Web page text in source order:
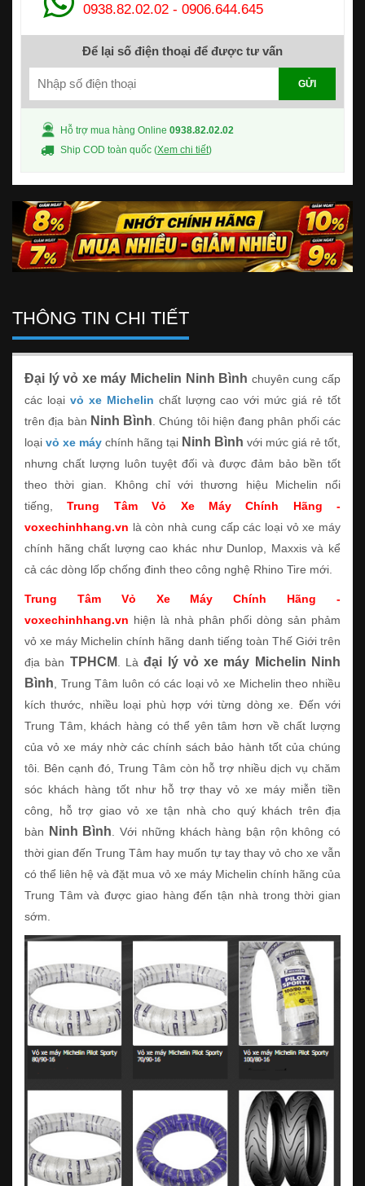
0938.82.02.02 - 0906.644.645
Để lại số điện thoại để được tư vấn
GỬI
Hỗ trợ mua hàng Online 0938.82.02.02
Ship COD toàn quốc (Xem chi tiết)
THÔNG TIN CHI TIẾT
Đại lý vỏ xe máy Michelin Ninh Bình chuyên cung cấp
các loại vỏ xe Michelin chất lượng cao với mức giá rẻ tốt
trên địa bàn Ninh Bình . Chúng tôi hiện đang phân phối các
loại vỏ xe máy chính hãng tại Ninh Bình với mức giá rẻ tốt,
nhưng chất lượng luôn tuyệt đối và được đảm bảo bền tốt
theo thời gian. Không chỉ với thương hiệu Michelin nổi
tiếng,Trung Tâm Vỏ Xe Máy Chính Hãng -
voxechinhhang.vn là còn nhà cung cấp các loại vỏ xe máy
chính hãng chất lượng cao khác như Dunlop, Maxxis và kể
cả các dòng lốp chống đinh theo công nghệ Rhino Tire mới.
Trung Tâm Vỏ Xe Máy Chính Hãng -
voxechinhhang.vn hiện là nhà phân phối dòng sản phảm
vỏ xe máy Michelin chính hãng danh tiếng toàn Thế Giới trên
địa bàn TPHCM . Làđại lý vỏ xe máy Michelin Ninh
Bình , Trung Tâm luôn có các loại vỏ xe Michelin theo nhiều
kích thước, nhiều loại phù hợp với từng dòng xe. Đến với
Trung Tâm, khách hàng có thể yên tâm hơn về chất lượng
của vỏ xe máy nhờ các chính sách bảo hành tốt của chúng
tôi. Bên cạnh đó, Trung Tâm còn hỗ trợ nhiều dịch vụ chăm
sóc khách hàng tốt như hỗ trợ thay vỏ xe máy miễn tiền
công, hỗ trợ giao vỏ xe tận nhà cho quý khách trên địa
bàn
Ninh Bình . Với những khách hàng bận rộn không có
thời gian đến Trung Tâm hay muốn tự tay thay vỏ cho xe vẫn
có thể liên hệ và đặt mua vỏ xe máy Michelin chính hãng của
Trung Tâm và được giao hàng đến tận nhà trong thời gian
sớm.